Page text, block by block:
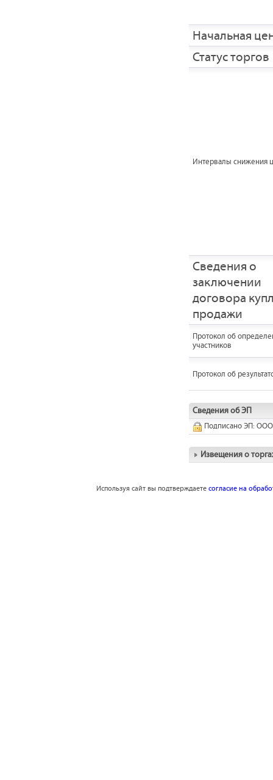
Начальная
Статус торгов
Интервалы снижения
Сведения о
заключении
договора
продажи
Протокол об
участников
Протокол об
Сведения об ЭП
Подписано ЭП:
Извещения о
Используя сайт вы подтверждаете согласие на